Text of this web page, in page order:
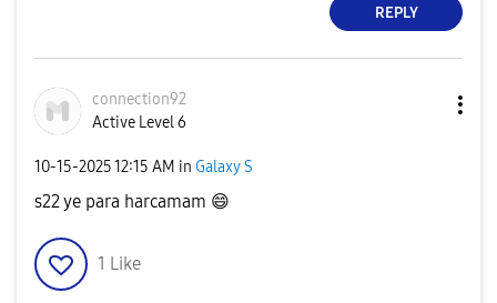
REPLY
connection92
Active Level 6
‎10-15-202512:15 AM in Galaxy S
s22 ye para harcamam 😄
1 Like